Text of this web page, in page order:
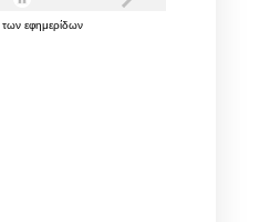
των εφημερίδων